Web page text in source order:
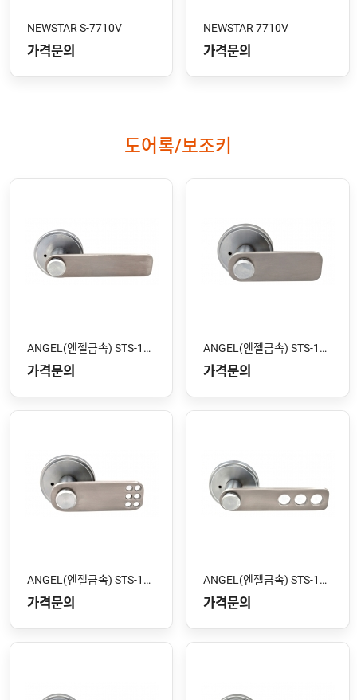
NEWSTAR S-7710V
가격문의
NEWSTAR 7710V
가격문의
도어록/보조키
ANGEL(엔젤금속) STS-106 SS
가격문의
ANGEL(엔젤금속) STS-105 SS
가격문의
ANGEL(엔젤금속) STS-104 SS
가격문의
ANGEL(엔젤금속) STS-103 SS
가격문의